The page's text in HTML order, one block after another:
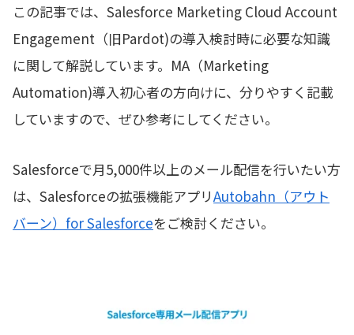
この記事では、Salesforce Marketing Cloud Account
Engagement（旧Pardot)の導入検討時に必要な知識
に関して解説しています。MA（Marketing
Automation)導入初心者の方向けに、分りやすく記載
していますので、ぜひ参考にしてください。
Salesforceで月5,000件以上のメール配信を行いたい方
は、Salesforceの拡張機能アプリAutobahn（アウト
バーン）for Salesforceをご検討ください。